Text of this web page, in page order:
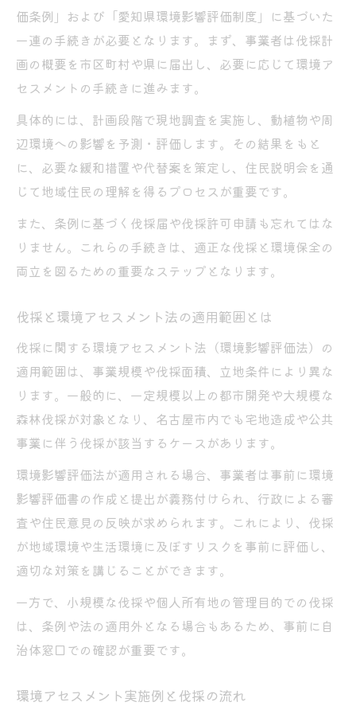
価条例」および「愛知県環境影響評価制度」に基づいた
一連の手続きが必要となります。まず、事業者は伐採計
画の概要を市区町村や県に届出し、必要に応じて環境ア
セスメントの手続きに進みます。
具体的には、計画段階で現地調査を実施し、動植物や周
辺環境への影響を予測・評価します。その結果をもと
に、必要な緩和措置や代替案を策定し、住民説明会を通
じて地域住民の理解を得るプロセスが重要です。
また、条例に基づく伐採届や伐採許可申請も忘れてはな
りません。これらの手続きは、適正な伐採と環境保全の
両立を図るための重要なステップとなります。
伐採と環境アセスメント法の適用範囲とは
伐採に関する環境アセスメント法（環境影響評価法）の
適用範囲は、事業規模や伐採面積、立地条件により異な
ります。一般的に、一定規模以上の都市開発や大規模な
森林伐採が対象となり、名古屋市内でも宅地造成や公共
事業に伴う伐採が該当するケースがあります。
環境影響評価法が適用される場合、事業者は事前に環境
影響評価書の作成と提出が義務付けられ、行政による審
査や住民意見の反映が求められます。これにより、伐採
が地域環境や生活環境に及ぼすリスクを事前に評価し、
適切な対策を講じることができます。
一方で、小規模な伐採や個人所有地の管理目的での伐採
は、条例や法の適用外となる場合もあるため、事前に自
治体窓口での確認が重要です。
環境アセスメント実施例と伐採の流れ